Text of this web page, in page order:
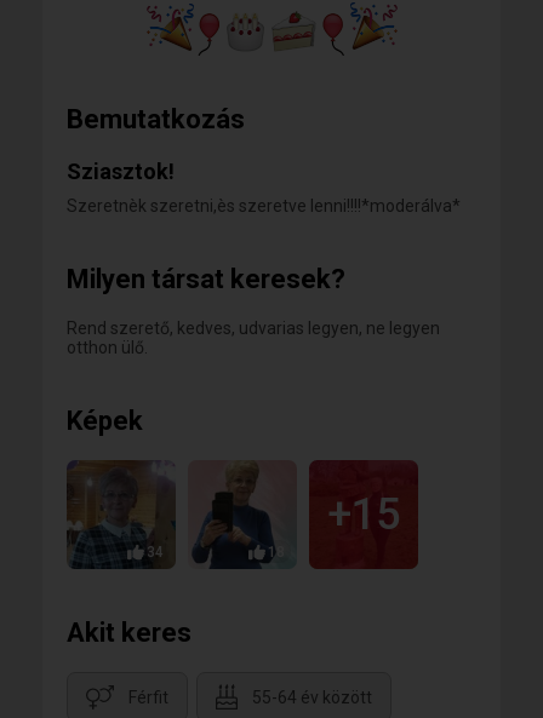
Bemutatkozás
Sziasztok!
Szeretnèk szeretni,ès szeretve lenni!!!!*moderálva*
Milyen társat keresek?
Rend szerető, kedves, udvarias legyen, ne legyen
otthon ülő.
Képek
34 18
+15
Akit keres
Férfit 55-64 év között